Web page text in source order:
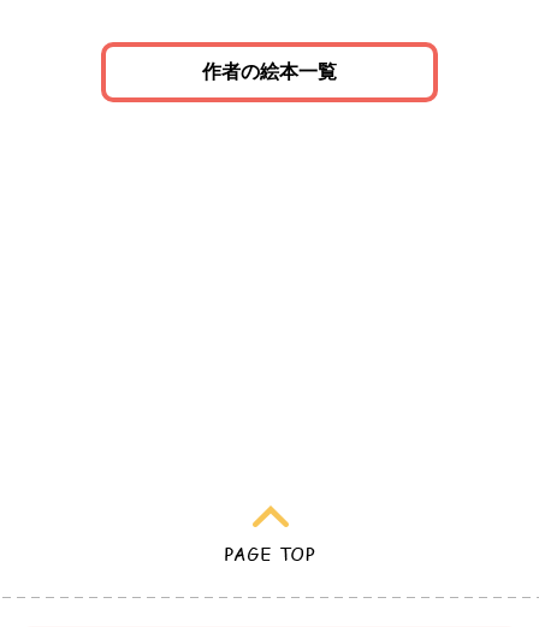
作者の絵本一覧